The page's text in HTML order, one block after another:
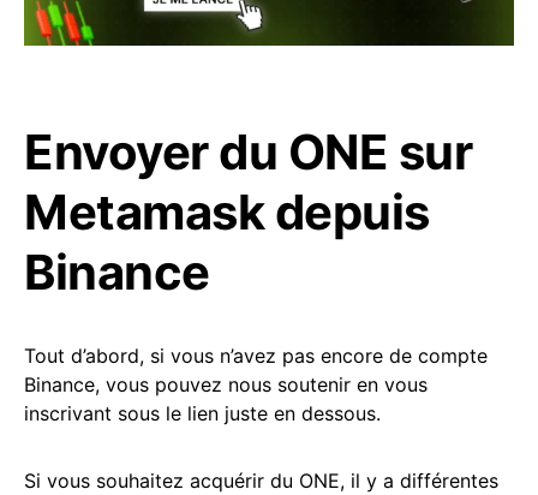
Envoyer du ONE sur
Metamask depuis
Binance
Tout d’abord, si vous n’avez pas encore de compte
Binance, vous pouvez nous soutenir en vous
inscrivant sous le lien juste en dessous.
Si vous souhaitez acquérir du ONE, il y a différentes